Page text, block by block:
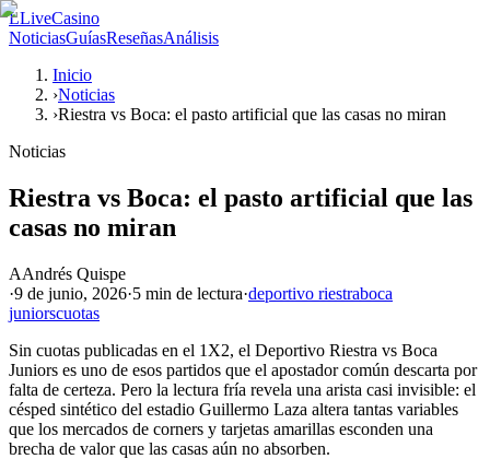
LLiveCasino
NoticiasGuíasReseñasAnálisis
Inicio
›Noticias
›Riestra vs Boca: el pasto artificial que las casas no miran
Noticias
Riestra vs Boca: el pasto artificial que las
casas no miran
AAndrés Quispe
·9 de junio, 2026·5 min de lectura·deportivo riestraboca
juniorscuotas
Sin cuotas publicadas en el 1X2, el Deportivo Riestra vs Boca
Juniors es uno de esos partidos que el apostador común descarta por
falta de certeza. Pero la lectura fría revela una arista casi invisible: el
césped sintético del estadio Guillermo Laza altera tantas variables
que los mercados de corners y tarjetas amarillas esconden una
brecha de valor que las casas aún no absorben.